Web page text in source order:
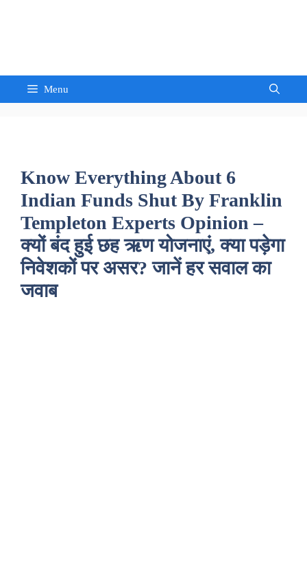
Menu
Know Everything About 6
Indian Funds Shut By Franklin
Templeton Experts Opinion –
क्यों बंद हुई छह ऋण योजनाएं, क्या पड़ेगा
निवेशकों पर असर? जानें हर सवाल का
जवाब